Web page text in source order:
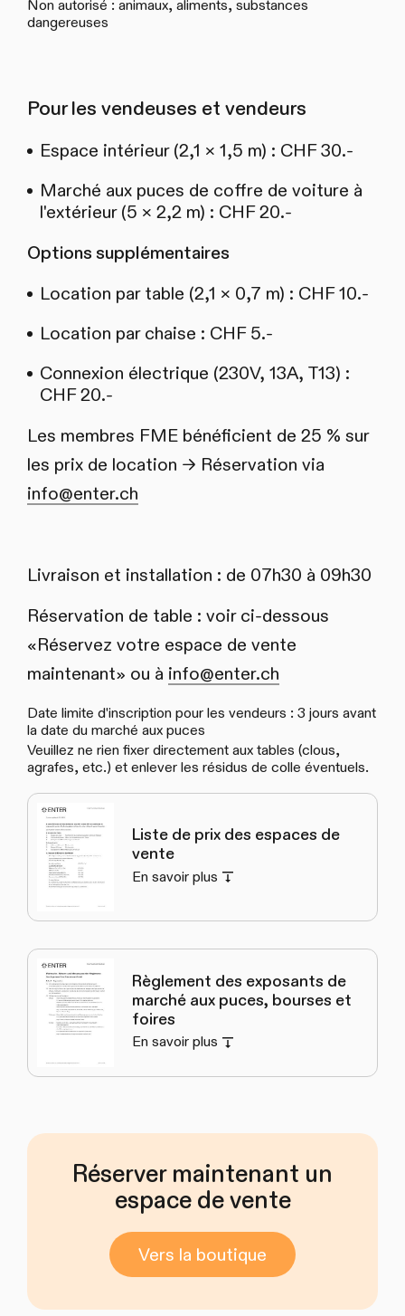
Non autorisé : animaux, aliments, substances
dangereuses
Pour les vendeuses et vendeurs
Espace intérieur (2,1 × 1,5 m) : CHF 30.-
Marché aux puces de coffre de voiture à
l'extérieur (5 × 2,2 m) : CHF 20.-
Options supplémentaires
Location par table (2,1 × 0,7 m) : CHF 10.-
Location par chaise : CHF 5.-
Connexion électrique (230V, 13A, T13) :
CHF 20.-
Les membres FME bénéficient de 25 % sur
les prix de location -> Réservation via
info@enter.ch
Livraison et installation : de 07h30 à 09h30
Réservation de table : voir ci-dessous
«Réservez votre espace de vente
maintenant» ou à info@enter.ch
Date limite d'inscription pour les vendeurs : 3 jours avant
la date du marché aux puces
Veuillez ne rien fixer directement aux tables (clous,
agrafes, etc.) et enlever les résidus de colle éventuels.
Liste de prix des espaces de
vente
En savoir plus
Règlement des exposants de
marché aux puces, bourses et
foires
En savoir plus
Réserver maintenant un
espace de vente
Vers la boutique